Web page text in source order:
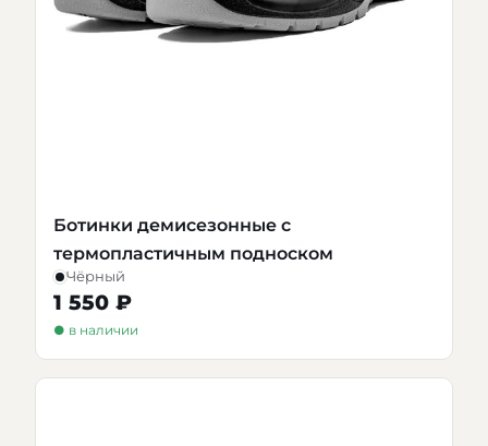
Ботинки демисезонные с
термопластичным подноском
Чёрный
1 550 ₽
● в наличии